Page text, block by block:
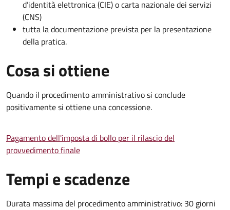
d’identità elettronica (CIE) o carta nazionale dei servizi
(CNS)
tutta la documentazione prevista per la presentazione
della pratica.
Cosa si ottiene
Quando il procedimento amministrativo si conclude
positivamente si ottiene una concessione.
Pagamento dell'imposta di bollo per il rilascio del
provvedimento finale
Tempi e scadenze
Durata massima del procedimento amministrativo: 30 giorni